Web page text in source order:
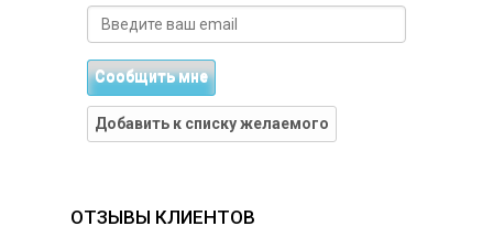
Сообщить мне
Добавить к списку желаемого
ОТЗЫВЫ КЛИЕНТОВ